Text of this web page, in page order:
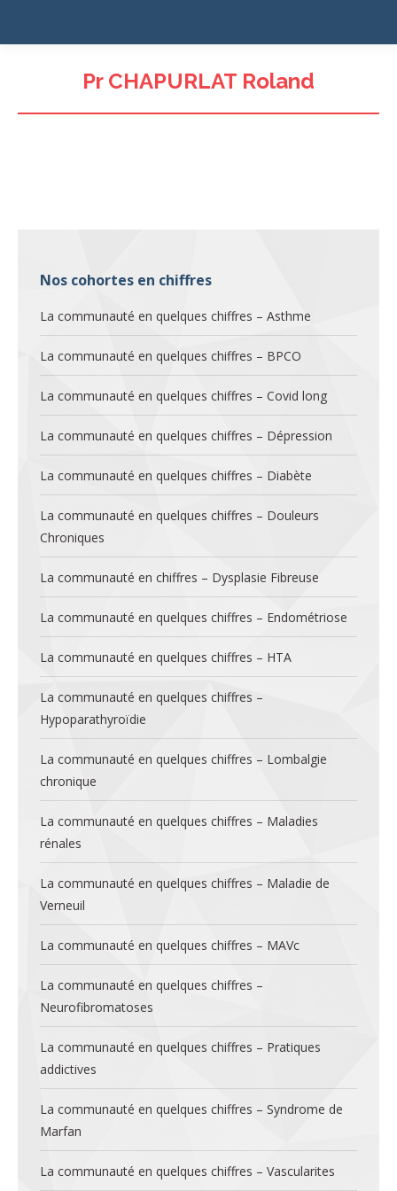
Pr CHAPURLAT Roland
Nos cohortes en chiffres
La communauté en quelques chiffres – Asthme
La communauté en quelques chiffres – BPCO
La communauté en quelques chiffres – Covid long
La communauté en quelques chiffres – Dépression
La communauté en quelques chiffres – Diabète
La communauté en quelques chiffres – Douleurs
Chroniques
La communauté en chiffres – Dysplasie Fibreuse
La communauté en quelques chiffres – Endométriose
La communauté en quelques chiffres – HTA
La communauté en quelques chiffres –
Hypoparathyroïdie
La communauté en quelques chiffres – Lombalgie
chronique
La communauté en quelques chiffres – Maladies
rénales
La communauté en quelques chiffres – Maladie de
Verneuil
La communauté en quelques chiffres – MAVc
La communauté en quelques chiffres –
Neurofibromatoses
La communauté en quelques chiffres – Pratiques
addictives
La communauté en quelques chiffres – Syndrome de
Marfan
La communauté en quelques chiffres – Vascularites